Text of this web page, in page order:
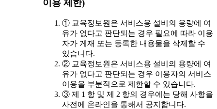
이용 제한)
① 교육정보원은 서비스용 설비의 용량에 여
유가 없다고 판단되는 경우 필요에 따라 이용
자가 게재 또는 등록한 내용물을 삭제할 수
있습니다.
② 교육정보원은 서비스용 설비의 용량에 여
유가 없다고 판단되는 경우 이용자의 서비스
이용을 부분적으로 제한할 수 있습니다.
③ 제 1 항 및 제 2 항의 경우에는 당해 사항을
사전에 온라인을 통해서 공지합니다.